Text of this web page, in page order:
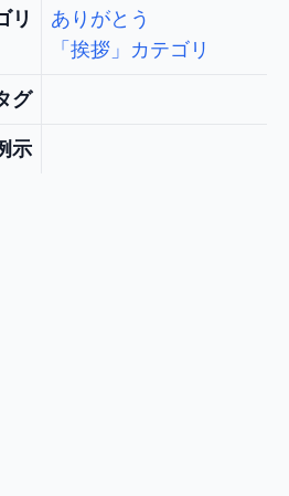
リ
ありがとう
「挨拶」カテゴリ
グ
示